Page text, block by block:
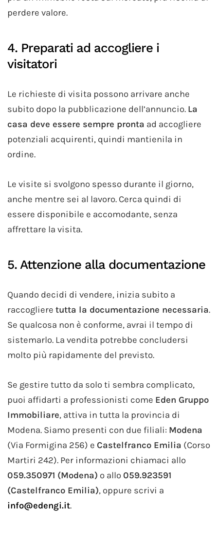
perdere valore.
4. Preparati ad accogliere i
visitatori
Le richieste di visita possono arrivare anche
subito dopo la pubblicazione dell’annuncio. La
casa deve essere sempre pronta ad accogliere
potenziali acquirenti, quindi mantienila in
ordine.
Le visite si svolgono spesso durante il giorno,
anche mentre sei al lavoro. Cerca quindi di
essere disponibile e accomodante, senza
affrettare la visita.
5. Attenzione alla documentazione
Quando decidi di vendere, inizia subito a
raccogliere tutta la documentazione necessaria.
Se qualcosa non è conforme, avrai il tempo di
sistemarlo. La vendita potrebbe concludersi
molto più rapidamente del previsto.
Se gestire tutto da solo ti sembra complicato,
puoi affidarti a professionisti come Eden Gruppo
Immobiliare, attiva in tutta la provincia di
Modena. Siamo presenti con due filiali: Modena
(Via Formigina 256) e Castelfranco Emilia (Corso
Martiri 242). Per informazioni chiamaci allo
059.350971 (Modena) o allo 059.923591
(Castelfranco Emilia), oppure scrivi a
info@edengi.it.